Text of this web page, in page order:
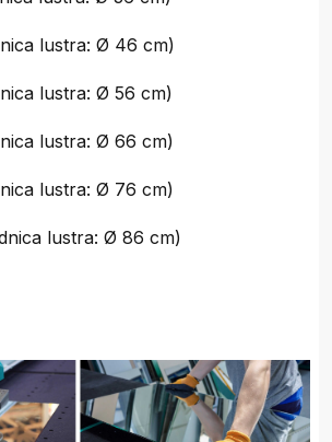
lustra: Ø 46 cm)
lustra: Ø 56 cm)
lustra: Ø 66 cm)
lustra: Ø 76 cm)
lustra: Ø 86 cm)